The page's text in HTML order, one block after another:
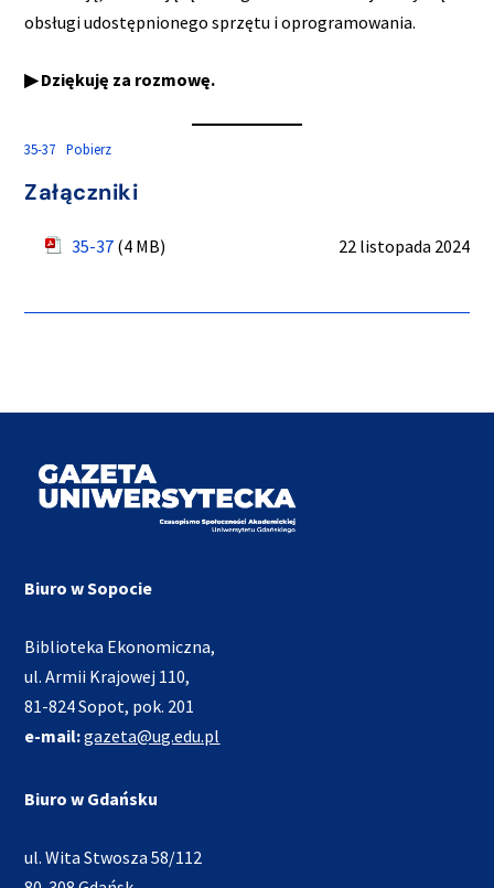
obsługi udostępnionego sprzętu i oprogramowania.
▶ Dziękuję za rozmowę.
35-37 Pobierz
Załączniki
35-37 (4 MB) 22 listopada 2024
Biuro w Sopocie
Biblioteka Ekonomiczna,
ul. Armii Krajowej 110,
81-824 Sopot, pok. 201
e-mail:gazeta@ug.edu.pl
Biuro w Gdańsku
ul. Wita Stwosza 58/112